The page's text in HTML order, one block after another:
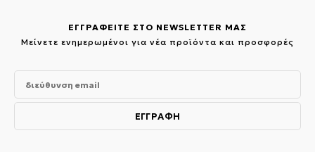
ΕΓΓΡΑΦΕΙΤΕ ΣΤΟ NEWSLETTER ΜΑΣ
Μείνετε ενημερωμένοι για νέα προϊόντα και προσφορές